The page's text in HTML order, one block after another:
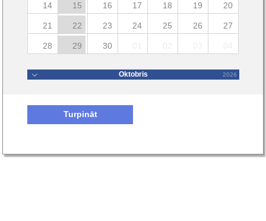
14 15 16 17 18 19 20
21 22 23 24 25 26 27
28 29 30
Oktobris 2026
Turpināt